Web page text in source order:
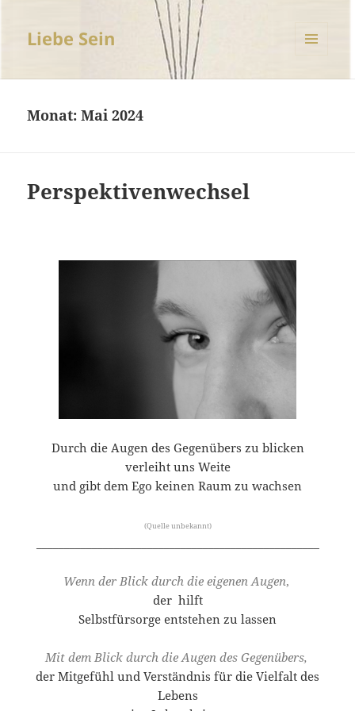
Liebe Sein
Monat:Mai 2024
Perspektivenwechsel
Durch die Augen des Gegenübers zu blicken
verleiht uns Weite
und gibt dem Ego keinen Raum zu wachsen
(Quelle unbekannt)
Wenn der Blick durch die eigenen Augen,
der hilft
Selbstfürsorge entstehen zu lassen
Mit dem Blick durch die Augen des Gegenübers,
der Mitgefühl und Verständnis für die Vielfalt des
Lebens